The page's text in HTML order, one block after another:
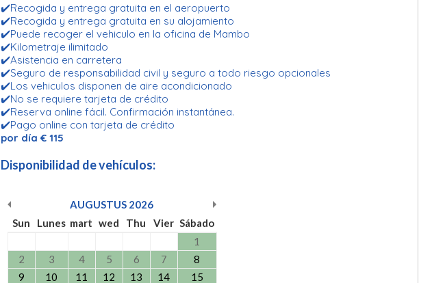
✔️Recogida y entrega gratuita en el aeropuerto
✔️Recogida y entrega gratuita en su alojamiento
✔️Puede recoger el vehiculo en la oficina de Mambo
✔️Kilometraje ilimitado
✔️Asistencia en carretera
✔️Seguro de responsabilidad civil y seguro a todo riesgo opcionales
✔️Los vehiculos disponen de aire acondicionado
✔️No se requiere tarjeta de crédito
✔️Reserva online fácil. Confirmación instantánea.
✔️Pago online con tarjeta de crédito
por día € 115
Disponibilidad de vehículos:
AUGUSTUS 2026
Sun
Lunes mart wed Thu Vier Sábado
1
2
3 4 5 6 7
8
9
10 11 12 13 14 15